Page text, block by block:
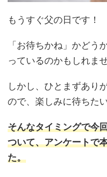
もうすぐ父の日です！
「お待ちかね」かどう
っているのかもしれませ
しかし、ひとまずあり
ので、楽しみに待ちた
そんなタイミングで今
ついて、アンケートで
た。